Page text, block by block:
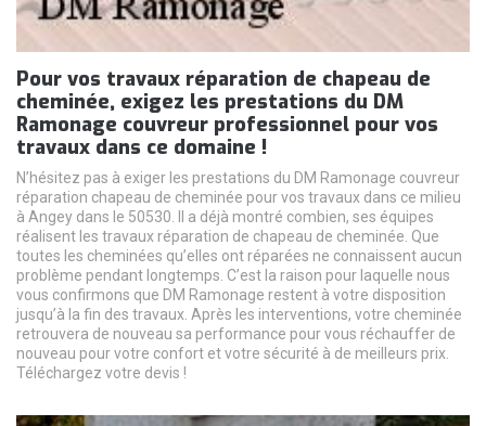
Pour vos travaux réparation de chapeau de
cheminée, exigez les prestations du DM
Ramonage couvreur professionnel pour vos
travaux dans ce domaine !
N’hésitez pas à exiger les prestations du DM Ramonage couvreur
réparation chapeau de cheminée pour vos travaux dans ce milieu
à Angey dans le 50530. Il a déjà montré combien, ses équipes
réalisent les travaux réparation de chapeau de cheminée. Que
toutes les cheminées qu’elles ont réparées ne connaissent aucun
problème pendant longtemps. C’est la raison pour laquelle nous
vous confirmons que DM Ramonage restent à votre disposition
jusqu’à la fin des travaux. Après les interventions, votre cheminée
retrouvera de nouveau sa performance pour vous réchauffer de
nouveau pour votre confort et votre sécurité à de meilleurs prix.
Téléchargez votre devis !